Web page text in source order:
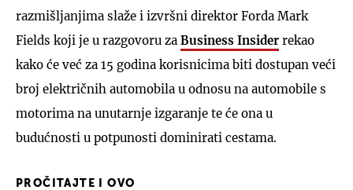
razmišljanjima slaže i izvršni direktor Forda Mark
Fields koji je u razgovoru za Business Insider rekao
kako će već za 15 godina korisnicima biti dostupan veći
broj električnih automobila u odnosu na automobile s
motorima na unutarnje izgaranje te će ona u
budućnosti u potpunosti dominirati cestama.
PROČITAJTE I OVO